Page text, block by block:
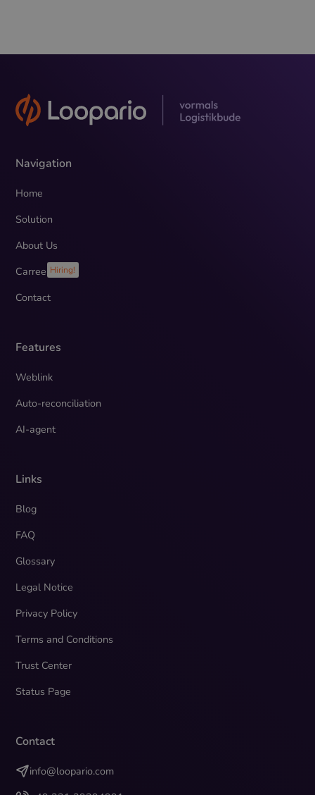
Navigation
Home
Solution
About Us
Carreer Hiring!
Contact
Features
Weblink
Auto-reconciliation
AI-agent
Links
Blog
FAQ
Glossary
Legal Notice
Privacy Policy
Terms and Conditions
Trust Center
Status Page
Contact
info@loopario.com